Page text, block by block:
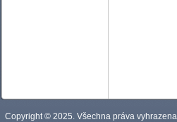
Copyright © 2025. Všechna práva vyhrazena.